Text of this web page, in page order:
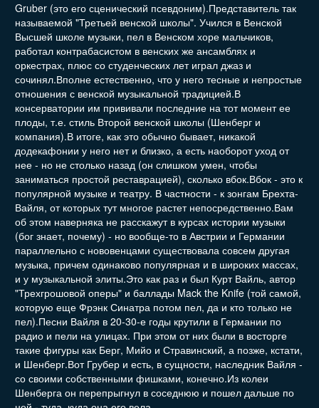
Gruber (это его сценический псевдоним).Представитель так
называемой "Третьей венской школы". Учился в Венской
Высшей школе музыки, пел в Венском хоре мальчиков,
работал контрабасистом в венских же ансамблях и
оркестрах, плюс со студенческих лет играл джаз и
сочинял.Вполне естественно, что у него тесные и непростые
отношения с венской музыкальной традицией.В
консерватории им прививали последние на тот момент ее
плоды, т.е. стиль Второй венской школы (Шенберг и
компания).В итоге, как это обычно бывает, никакой
додекафонии у него нет и близко, а есть наоборот уход от
нее - но не столько назад (он слишком умен, чтобы
заниматься простой реставрацией), сколько вбок.Вбок - это к
популярной музыке и театру. В частности - к зонгам Брехта-
Вайля, от которых тут многое растет непосредственно.Вам
об этом наверняка не расскажут в курсах истории музыки
(бог знает, почему) - но вообще-то в Австрии и Германии
параллельно с нововенцами существовала совсем другая
музыка, причем одинаково популярная и в широких массах,
и у музыкальной элиты.Это как раз и был Курт Вайль, автор
"Трехгрошовой оперы" и баллады Mack the Knife (той самой,
которую еще Фрэнк Синатра потом пел, да и кто только не
пел).Песни Вайля в 20-30-е годы крутили в Германии по
радио и пели на улицах. При этом от них были в восторге
такие фигуры как Берг, Мийо и Стравинский, а позже, кстати,
и Шенберг.Вот Грубер и есть, в сущности, наследник Вайля -
со своими собственными фишками, конечно.Из колеи
Шенберга он перепрыгнул в соседнюю и пошел дальше по